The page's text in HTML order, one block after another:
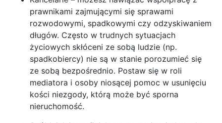
prawnikami zajmującymi się sprawami
rozwodowymi, spadkowymi czy odzyskiwaniem
długów. Często w trudnych sytuacjach
życiowych skłóceni ze sobą ludzie (np.
spadkobiercy) nie są w stanie porozumieć się
ze sobą bezpośrednio. Postaw się w roli
mediatora i osoby niosącej pomoc w usunięciu
kości niezgody, którą może być sporna
nieruchomość.